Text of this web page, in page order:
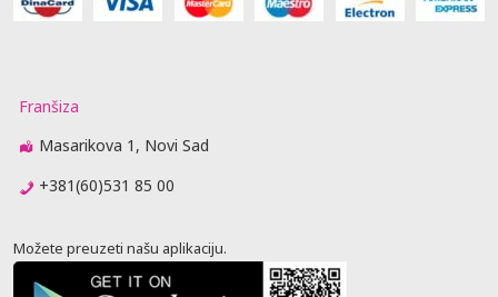
Franšiza
Masarikova 1, Novi Sad
+381(60)531 85 00
Možete preuzeti našu aplikaciju.